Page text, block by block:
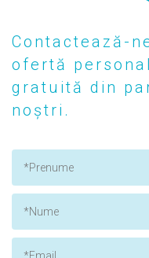
Contactează-
ofertă
gratuită din
noștri.